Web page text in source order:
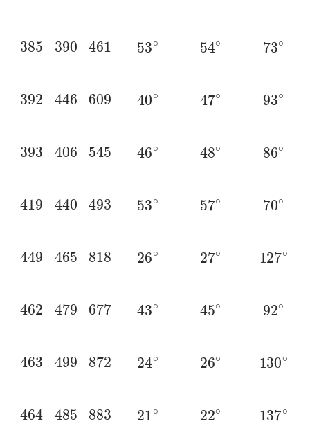
385 390 461 53∘ 54∘ 73∘
392 446 609 40∘ 47∘ 93∘
393 406 545 46∘ 48∘ 86∘
419 440 493 53∘ 57∘ 70∘
449 465 818 26∘ 27∘ 127∘
462 479 677 43∘ 45∘ 92∘
463 499 872 24∘ 26∘ 130∘
464 485 883 21 ∘ 22∘ 137∘